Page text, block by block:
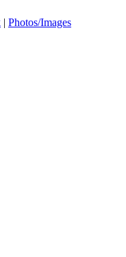
| Photos/Images